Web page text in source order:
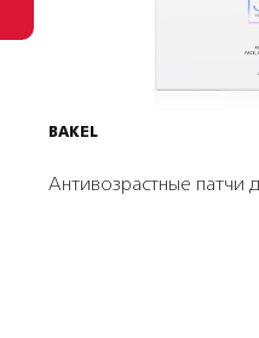
BAKEL
Антивозрастные патчи